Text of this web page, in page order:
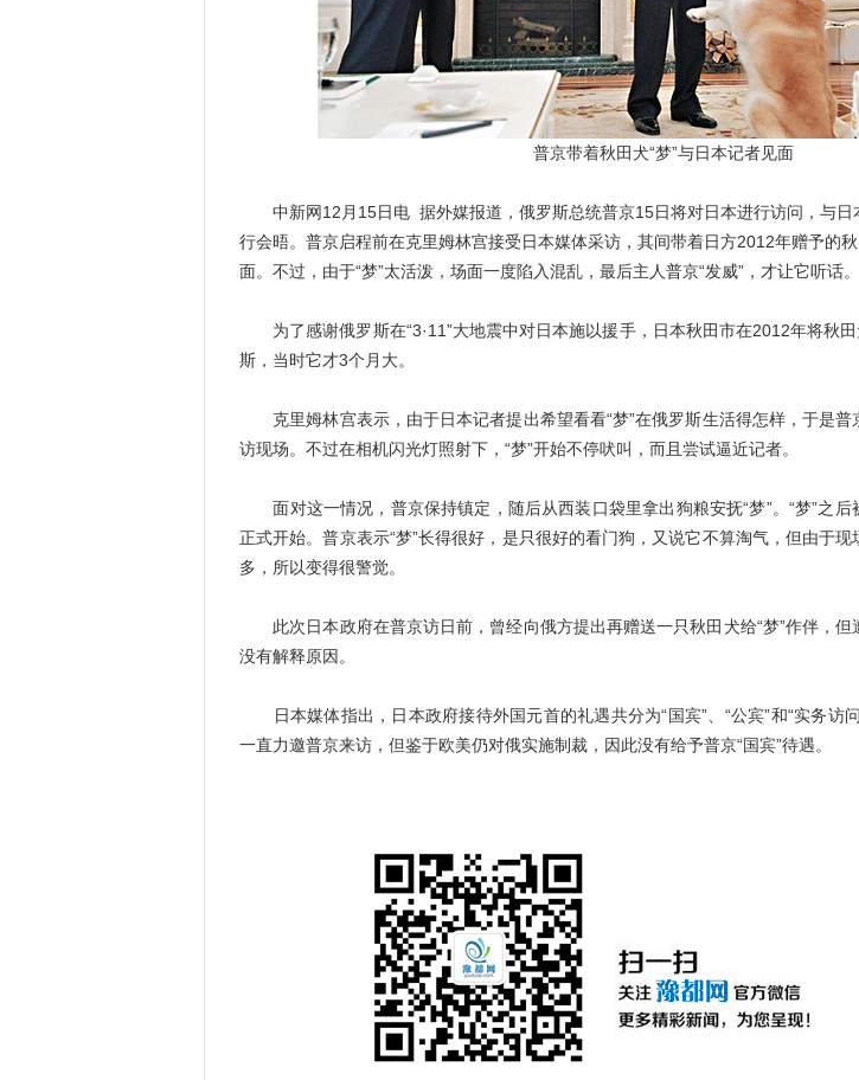
普京带着秋田犬“梦”与日本记者见面
中新网12月15日电 据外媒报道，俄罗斯总统普京15日将对日本进行访问，与日
行会晤。普京启程前在克里姆林宫接受日本媒体采访，其间带着日方2012年赠予的秋
面。不过，由于“梦”太活泼，场面一度陷入混乱，最后主人普京“发威”，才让它听话。
为了感谢俄罗斯在“3·11”大地震中对日本施以援手，日本秋田市在2012年将秋田
斯，当时它才3个月大。
克里姆林宫表示，由于日本记者提出希望看看“梦”在俄罗斯生活得怎样，于是普
访现场。不过在相机闪光灯照射下，“梦”开始不停吠叫，而且尝试逼近记者。
面对这一情况，普京保持镇定，随后从西装口袋里拿出狗粮安抚“梦”。“梦”之后
正式开始。普京表示“梦”长得很好，是只很好的看门狗，又说它不算淘气，但由于现
多，所以变得很警觉。
此次日本政府在普京访日前，曾经向俄方提出再赠送一只秋田犬给“梦”作伴，但
没有解释原因。
日本媒体指出，日本政府接待外国元首的礼遇共分为“国宾”、“公宾”和“实务访
一直力邀普京来访，但鉴于欧美仍对俄实施制裁，因此没有给予普京“国宾”待遇。